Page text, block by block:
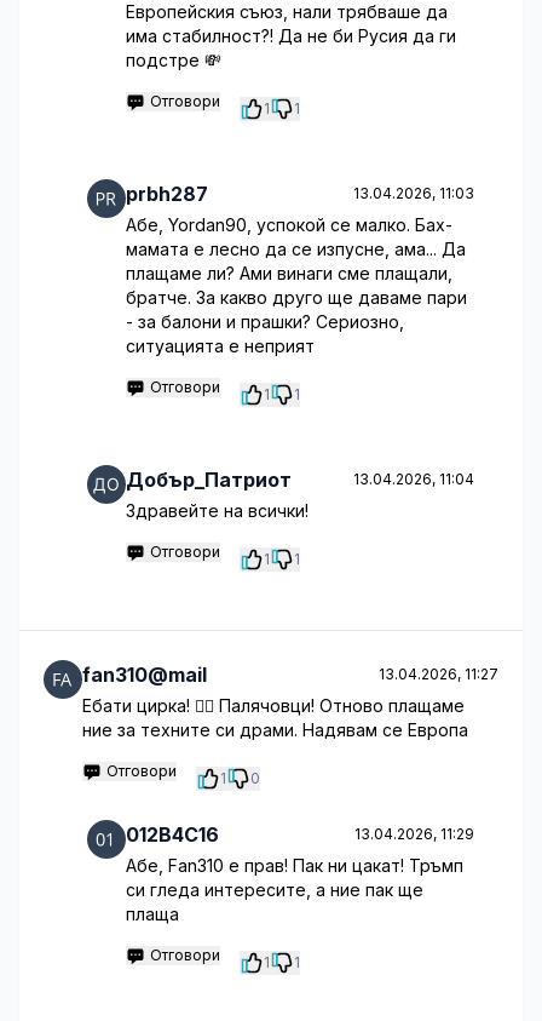
Европейския съюз, нали трябваше да
има стабилност?! Да не би Русия да ги
подстре 💸
Отговори 1 1
prbh287 13.04.2026, 11:03
Абе, Yordan90, успокой се малко. Бах-
мамата е лесно да се изпусне, ама... Да
плащаме ли? Ами винаги сме плащали,
братче. За какво друго ще даваме пари
- за балони и прашки? Сериозно,
ситуацията е неприят
Отговори 1 1
Добър_Патриот 13.04.2026, 11:04
Здравейте на всички!
Отговори 1 1
fan310@mail 13.04.2026, 11:27
Ебати цирка! 🤦‍♀️ Палячовци! Отново плащаме
ние за техните си драми. Надявам се Европа
Отговори 1 0
012B4C16 13.04.2026, 11:29
Абе, Fan310 е прав! Пак ни цакат! Тръмп
си гледа интересите, а ние пак ще
плаща
Отговори 1 1